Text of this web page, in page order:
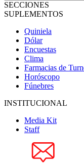
SECCIONES
SUPLEMENTOS
Quiniela
Dólar
Encuestas
Clima
Farmacias de
Horóscopo
Fúnebres
INSTITUCIONAL
Media Kit
Staff